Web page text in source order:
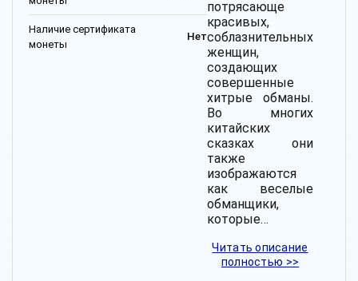
Наличие сертификата
монеты
Нет
потрясающе
красивых,
соблазнительных
женщин,
создающих
совершенные
хитрые обманы.
Во многих
китайских
сказках они
также
изображаются
как веселые
обманщики,
которые…
Читать описание
полностью >>